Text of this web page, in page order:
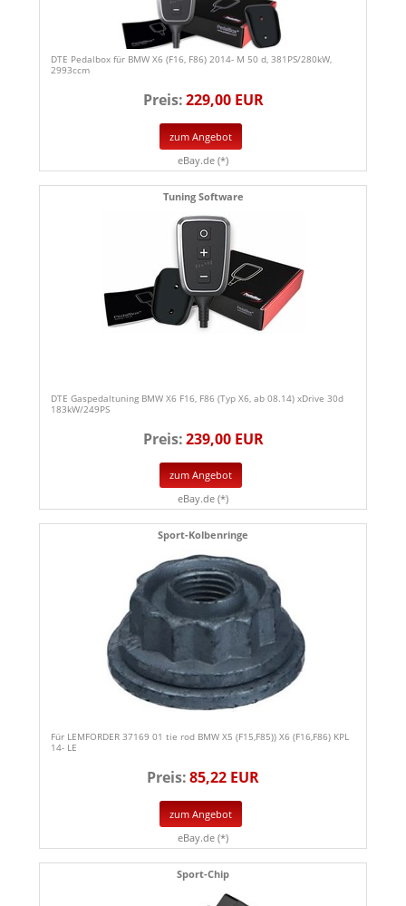
DTE Pedalbox für BMW X6 (F16, F86) 2014- M 50 d, 381PS/280kW,
2993ccm
Preis:229,00 EUR
zum Angebot
eBay.de (*)
Tuning Software
DTE Gaspedaltuning BMW X6 F16, F86 (Typ X6, ab 08.14) xDrive 30d
183kW/249PS
Preis:239,00 EUR
zum Angebot
eBay.de (*)
Sport-Kolbenringe
Für LEMFORDER 37169 01 tie rod BMW X5 (F15,F85)) X6 (F16,F86) KPL
14- LE
Preis:85,22 EUR
zum Angebot
eBay.de (*)
Sport-Chip